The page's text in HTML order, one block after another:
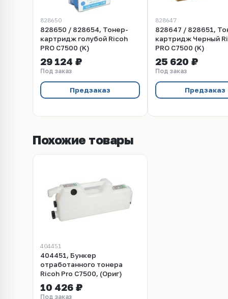
828650
828650 / 828654, Тонер-
картридж голубой Ricoh
PRO C7500 (K)
29 124 ₽
Под заказ
Предзаказ
828647
828647 / 828651,
картридж Черный
PRO C7500 (K)
25 620 ₽
Под заказ
Предзаказ
Похожие товары
404451
404451, Бункер
отработанного тонера
Ricoh Pro C7500, (Ориг)
10 426 ₽
Под заказ